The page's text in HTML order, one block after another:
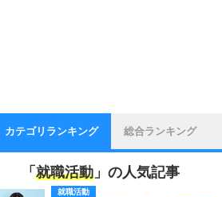
カテゴリランキング 総合ランキング
「 就職活動 」の人気記事
就職活動